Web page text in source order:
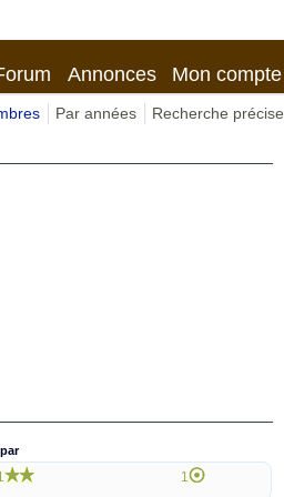
Annonces Mon compte
Par années Recherche précise
1